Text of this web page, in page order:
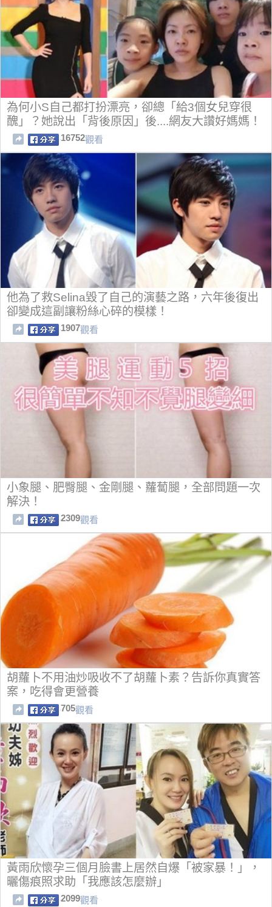
為何小S自己都打扮漂亮，卻總「給3個女兒穿很
醜」？她說出「背後原因」後....網友大讚好媽媽！
16752觀看
他為了救Selina毀了自己的演藝之路，六年後復出
卻變成這副讓粉絲心碎的模樣！
1907觀看
小象腿、肥臀腿、金剛腿、蘿蔔腿，全部問題一次
解決！
2309觀看
胡蘿卜不用油炒吸收不了胡蘿卜素？告訴你真實答
案，吃得會更營養
705觀看
黃雨欣懷孕三個月臉書上居然自爆「被家暴！」，
曬傷痕照求助「我應該怎麼辦」
2099觀看